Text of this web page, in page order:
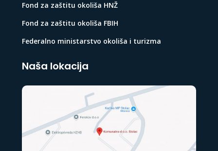
Fond za zaštitu okoliša HNŽ
Fond za zaštitu okoliša FBIH
Federalno ministarstvo okoliša i turizma
Naša lokacija